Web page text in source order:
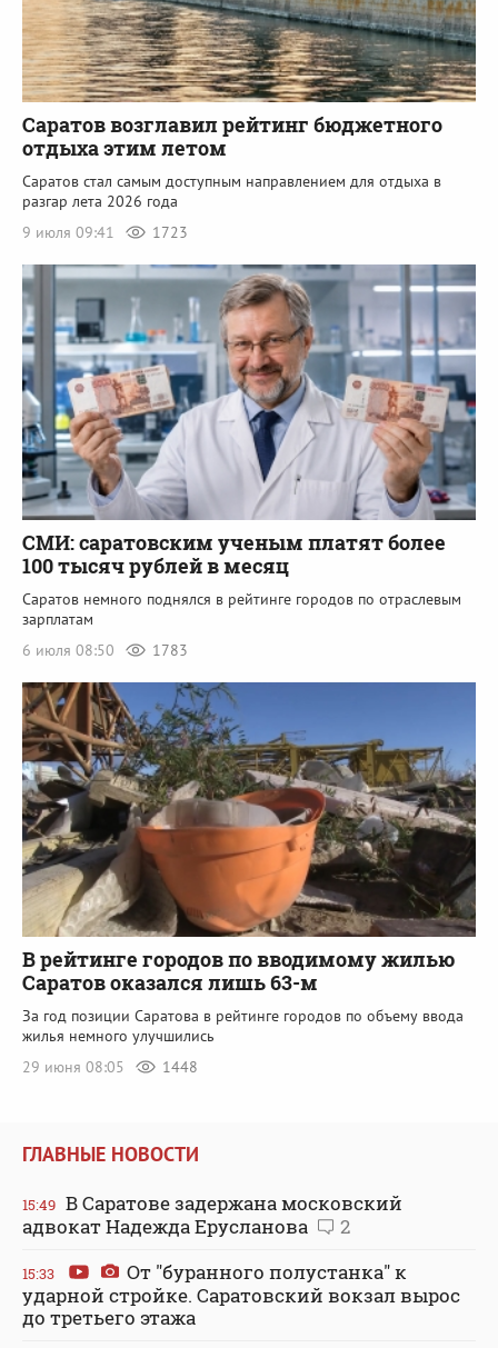
Саратов возглавил рейтинг бюджетного
отдыха этим летом
Саратов стал самым доступным направлением для отдыха в
разгар лета 2026 года
9 июля 09:41
1723
СМИ: саратовским ученым платят более
100 тысяч рублей в месяц
Саратов немного поднялся в рейтинге городов по отраслевым
зарплатам
6 июля 08:50
1783
В рейтинге городов по вводимому жилью
Саратов оказался лишь 63-м
За год позиции Саратова в рейтинге городов по объему ввода
жилья немного улучшились
29 июня 08:05
1448
ГЛАВНЫЕ НОВОСТИ
15:49 В Саратове задержана московский
адвокат Надежда Ерусланова
2
15:33
От "буранного полустанка" к
ударной стройке. Саратовский вокзал вырос
до третьего этажа